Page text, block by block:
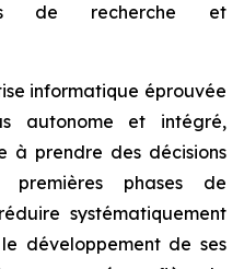
de recherche et
informatique éprouvée
autonome et intégré,
à prendre des décisions
phases de
systématiquement
développement de ses